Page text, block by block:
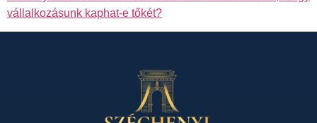
vállalkozásunk kaphat-e tőkét?